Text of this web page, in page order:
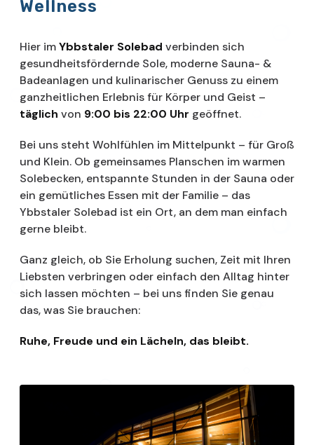
Wellness
Hier imYbbstaler Solebad verbinden sich
gesundheitsfördernde Sole, moderne Sauna- &
Badeanlagen und kulinarischer Genuss zu einem
ganzheitlichen Erlebnis für Körper und Geist –
täglich von 9:00 bis 22:00 Uhr geöffnet.
Bei uns steht Wohlfühlen im Mittelpunkt – für Groß
und Klein. Ob gemeinsames Planschen im warmen
Solebecken, entspannte Stunden in der Sauna oder
ein gemütliches Essen mit der Familie – das
Ybbstaler Solebad ist ein Ort, an dem man einfach
gerne bleibt.
Ganz gleich, ob Sie Erholung suchen, Zeit mit Ihren
Liebsten verbringen oder einfach den Alltag hinter
sich lassen möchten – bei uns finden Sie genau
das, was Sie brauchen:
Ruhe, Freude und ein Lächeln, das bleibt.